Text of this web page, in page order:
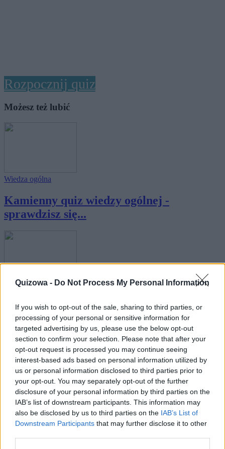
Quizowa - Do Not Process My Personal Information
If you wish to opt-out of the sale, sharing to third parties, or
processing of your personal or sensitive information for
targeted advertising by us, please use the below opt-out
section to confirm your selection. Please note that after your
opt-out request is processed you may continue seeing
interest-based ads based on personal information utilized by
us or personal information disclosed to third parties prior to
your opt-out. You may separately opt-out of the further
disclosure of your personal information by third parties on the
IAB’s list of downstream participants. This information may
also be disclosed by us to third parties on the IAB’s List of
Downstream Participants that may further disclose it to other
Rozpocznij quiz
Możesz też lubić
Wiedza ogólna
Kamienny quiz wiedzy ogólnej -
sprawdzisz się...
Geografia
Afrykański quiz wiedzy ogólnej -
sprawdzisz s...
Wiedza ogólna
Quiz wiedzy ogólnej z motywem kąpieli -